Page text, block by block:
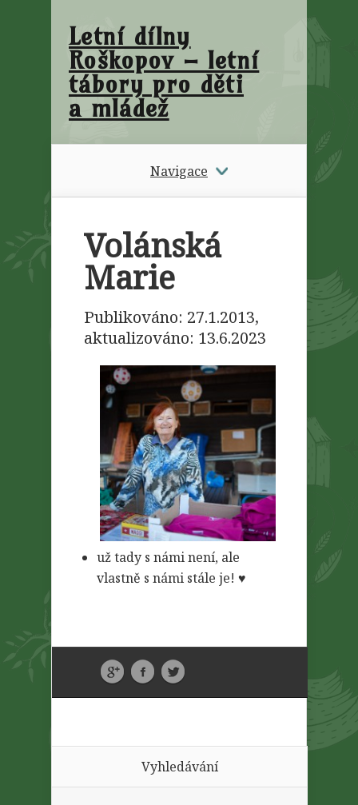
Letní dílny
Roškopov – letní
tábory pro děti
a mládež
Navigace
Volánská
Marie
Publikováno: 27.1.2013,
aktualizováno: 13.6.2023
už tady s námi není, ale
vlastně s námi stále je! ♥
Vyhledávání